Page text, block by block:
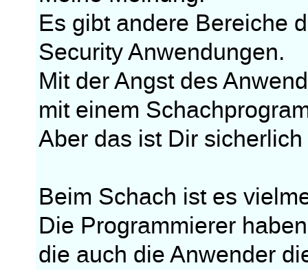
Es gibt andere Bereiche
Security Anwendungen.
Mit der Angst des
mit einem
Aber das ist Dir
Beim Schach ist es
Die Programmierer
die auch die Anwender